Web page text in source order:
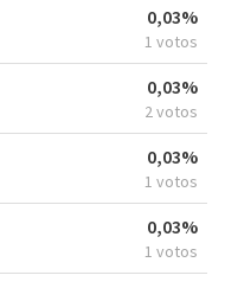
0,03%
1 votos
0,03%
2 votos
0,03%
1 votos
0,03%
1 votos